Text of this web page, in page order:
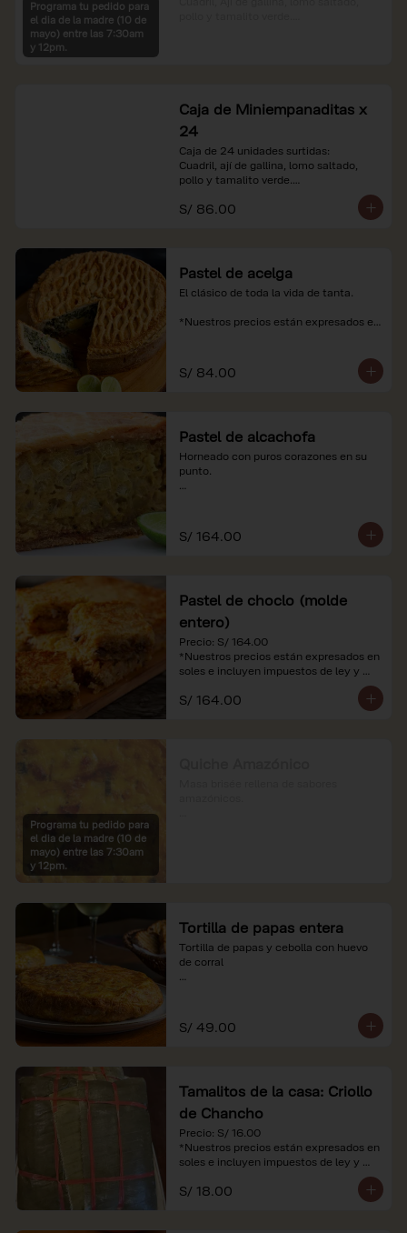
Programa tu pedido para
el dia de la madre (10 de
mayo) entre las 7:30am
y 12pm.
Caja de Miniempanaditas x
24
Caja de 24 unidades surtidas:
Cuadril, ají de gallina, lomo saltado,
pollo y tamalito verde.
*Nuestros precios están expresados en
S/ 86.00
Pastel de acelga
El clásico de toda la vida de tanta.
*Nuestros precios están expresados en
S/ 84.00
Pastel de alcachofa
Horneado con puros corazones en su
punto.
S/ 164.00
Pastel de choclo (molde
entero)
Precio: S/ 164.00
*Nuestros precios están expresados en
soles e incluyen impuestos de ley y
S/ 164.00
Programa tu pedido para
el dia de la madre (10 de
mayo) entre las 7:30am
y 12pm.
Tortilla de papas entera
Tortilla de papas y cebolla con huevo
de corral
S/ 49.00
Tamalitos de la casa: Criollo
de Chancho
Precio: S/ 16.00
*Nuestros precios están expresados en
soles e incluyen impuestos de ley y
S/ 18.00